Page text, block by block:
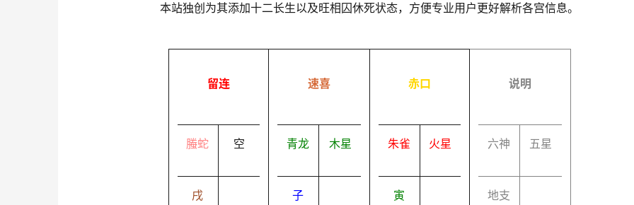
本站独创为其添加十二长生以及旺相囚休死状态，方便专业用户更好解析各宫信息。
留连
螣蛇 空
戌
速喜
青龙 木星
子
赤口
朱雀 火星
寅
说明
六神 五星
地支